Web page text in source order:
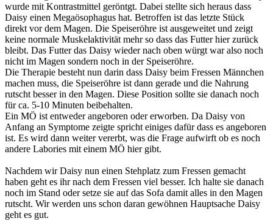
wurde mit Kontrastmittel geröntgt. Dabei stellte sich heraus dass
Daisy einen Megaösophagus hat. Betroffen ist das letzte Stück
direkt vor dem Magen. Die Speiseröhre ist ausgeweitet und zeigt
keine normale Muskelaktivität mehr so dass das Futter hier zurück
bleibt. Das Futter das Daisy wieder nach oben würgt war also noch
nicht im Magen sondern noch in der Speiseröhre.
Die Therapie besteht nun darin dass Daisy beim Fressen Männchen
machen muss, die Speiseröhre ist dann gerade und die Nahrung
rutscht besser in den Magen. Diese Position sollte sie danach noch
für ca. 5-10 Minuten beibehalten.
Ein MÖ ist entweder angeboren oder erworben. Da Daisy von
Anfang an Symptome zeigte spricht einiges dafür dass es angeboren
ist. Es wird dann weiter vererbt, was die Frage aufwirft ob es noch
andere Labories mit einem MÖ hier gibt.
Nachdem wir Daisy nun einen Stehplatz zum Fressen gemacht
haben geht es ihr nach dem Fressen viel besser. Ich halte sie danach
noch im Stand oder setze sie auf das Sofa damit alles in den Magen
rutscht. Wir werden uns schon daran gewöhnen Hauptsache Daisy
geht es gut.